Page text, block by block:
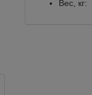
Вес, кг: